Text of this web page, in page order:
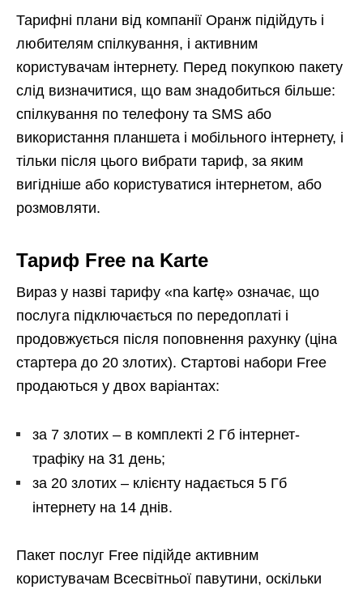
Тарифні плани від компанії Оранж підійдуть і
любителям спілкування, і активним
користувачам інтернету. Перед покупкою пакету
слід визначитися, що вам знадобиться більше:
спілкування по телефону та SMS або
використання планшета і мобільного інтернету, і
тільки після цього вибрати тариф, за яким
вигідніше або користуватися інтернетом, або
розмовляти.
Тариф Free na Karte
Вираз у назві тарифу «na kartę» означає, що
послуга підключається по передоплаті і
продовжується після поповнення рахунку (ціна
стартера до 20 злотих). Стартові набори Free
продаються у двох варіантах:
за 7 злотих – в комплекті 2 Гб інтернет-
трафіку на 31 день;
за 20 злотих – клієнту надається 5 Гб
інтернету на 14 днів.
Пакет послуг Free підійде активним
користувачам Всесвітньої павутини, оскільки